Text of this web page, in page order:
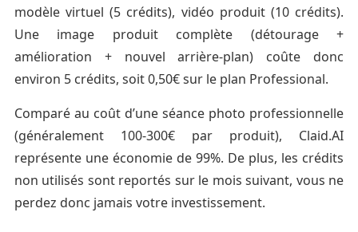
modèle virtuel (5 crédits), vidéo produit (10 crédits).
Une image produit complète (détourage +
amélioration + nouvel arrière-plan) coûte donc
environ 5 crédits, soit 0,50€ sur le plan Professional.
Comparé au coût d’une séance photo professionnelle
(généralement 100-300€ par produit), Claid.AI
représente une économie de 99%. De plus, les crédits
non utilisés sont reportés sur le mois suivant, vous ne
perdez donc jamais votre investissement.